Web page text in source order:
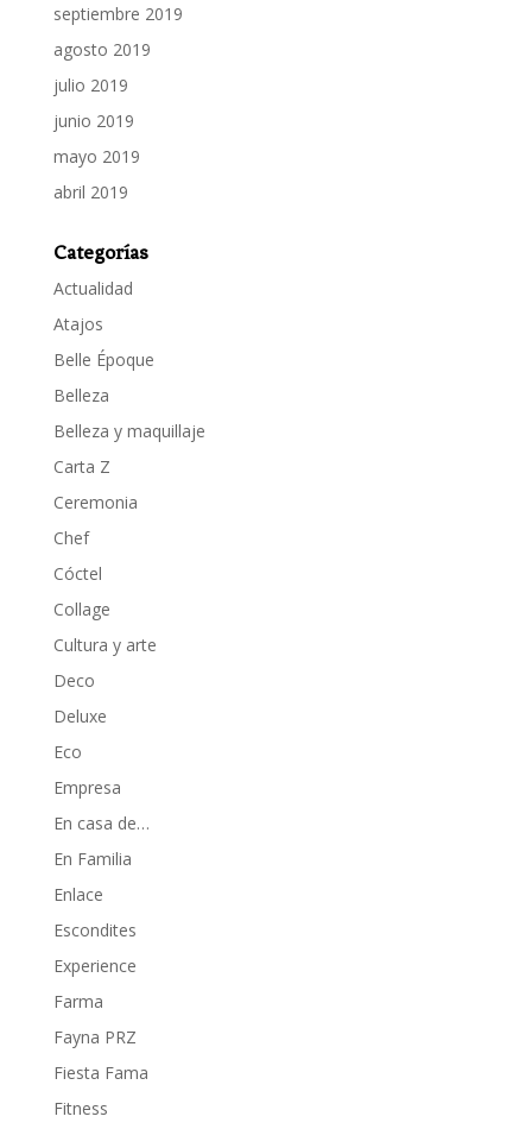
septiembre 2019
agosto 2019
julio 2019
junio 2019
mayo 2019
abril 2019
Categorías
Actualidad
Atajos
Belle Époque
Belleza
Belleza y maquillaje
Carta Z
Ceremonia
Chef
Cóctel
Collage
Cultura y arte
Deco
Deluxe
Eco
Empresa
En casa de…
En Familia
Enlace
Escondites
Experience
Farma
Fayna PRZ
Fiesta Fama
Fitness